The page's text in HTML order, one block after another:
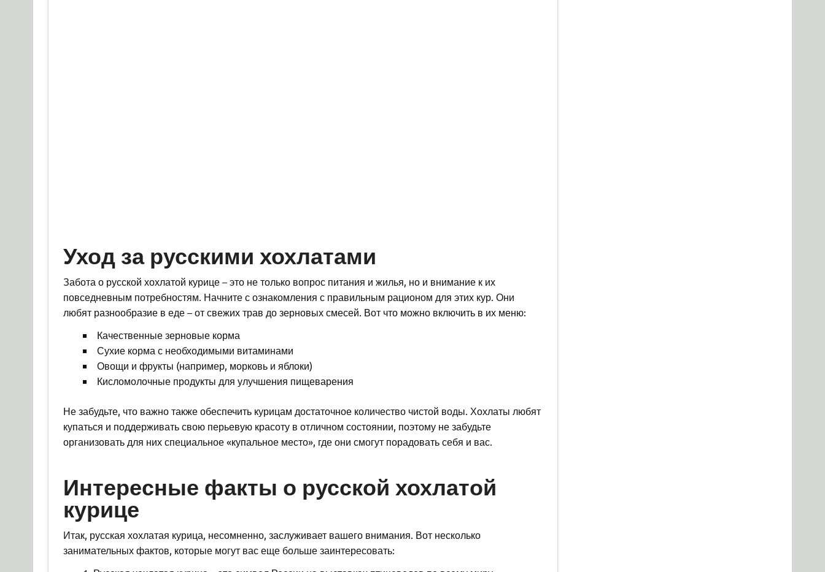
Уход за русскими хохлатами
Забота о русской хохлатой курице – это не только вопрос питания и жилья, но и внимание к их
повседневным потребностям. Начните с ознакомления с правильным рационом для этих кур. Они
любят разнообразие в еде – от свежих трав до зерновых смесей. Вот что можно включить в их меню:
Качественные зерновые корма
Сухие корма с необходимыми витаминами
Овощи и фрукты (например, морковь и яблоки)
Кисломолочные продукты для улучшения пищеварения
Не забудьте, что важно также обеспечить курицам достаточное количество чистой воды. Хохлаты любят
купаться и поддерживать свою перьевую красоту в отличном состоянии, поэтому не забудьте
организовать для них специальное «купальное место», где они смогут порадовать себя и вас.
Интересные факты о русской хохлатой
курице
Итак, русская хохлатая курица, несомненно, заслуживает вашего внимания. Вот несколько
занимательных фактов, которые могут вас еще больше заинтересовать: